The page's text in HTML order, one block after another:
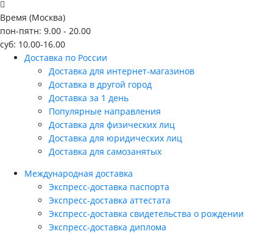
Время (Москва)
пон-пятн: 9.00 - 20.00
суб: 10.00-16.00
Доставка по России
Доставка для интернет-магазинов
Доставка в другой город
Доставка за 1 день
Популярные направления
Доставка для физических лиц
Доставка для юридических лиц
Доставка для самозанятых
Международная доставка
Экспресс-доставка паспорта
Экспресс-доставка аттестата
Экспресс-доставка свидетельства о рождении
Экспресс-доставка диплома